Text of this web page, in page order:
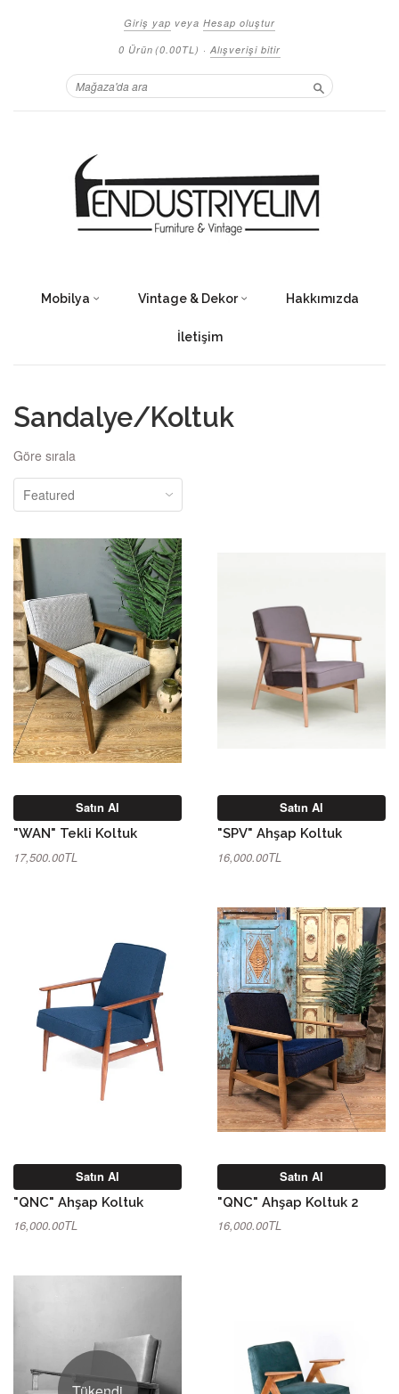
Giriş yap veya Hesap oluştur
0 Ürün (0.00TL) · Alışverişi bitir
Ara
Mobilya Vintage & Dekor Hakkımızda
İletişim
Sandalye/Koltuk
Göre sırala
Satın Al
"WAN" Tekli Koltuk
17,500.00TL
Satın Al
"SPV" Ahşap Koltuk
16,000.00TL
Satın Al
"QNC" Ahşap Koltuk
16,000.00TL
Satın Al
"QNC" Ahşap Koltuk 2
16,000.00TL